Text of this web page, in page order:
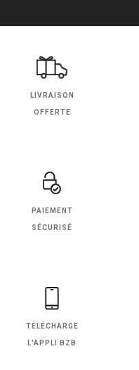
LIVRAISON
OFFERTE
PAIEMENT
SÉCURISÉ
TÉLÉCHARGE
L'APPLI BZB